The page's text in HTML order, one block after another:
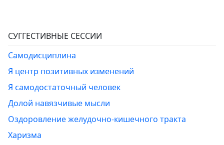
СУГГЕСТИВНЫЕ СЕССИИ
Самодисциплина
Я центр позитивных изменений
Я самодостаточный человек
Долой навязчивые мысли
Оздоровление желудочно-кишечного тракта
Харизма